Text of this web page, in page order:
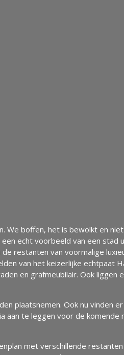
We boffen, het is bewolkt en
echt voorbeeld van een stad
restanten van voormalige
van het keizerlijke echtpaat
en grafmeubilair. Ook liggen
plaatsnemen. Ook nu vinden
aan te leggen voor de komende
met verschillende restanten